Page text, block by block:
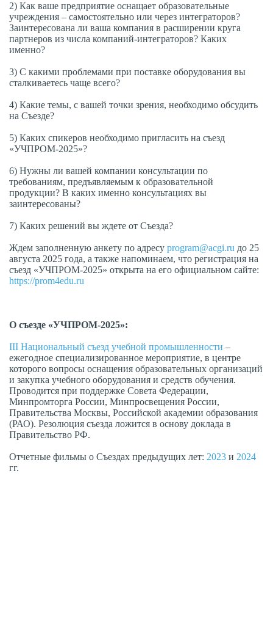
2) Как ваше предприятие оснащает образовательные
учреждения – самостоятельно или через интеграторов?
Заинтересована ли ваша компания в расширении круга
партнеров из числа компаний-интеграторов? Каких
именно?
3) С какими проблемами при поставке оборудования вы
сталкиваетесь чаще всего?
4) Какие темы, с вашей точки зрения, необходимо обсудить
на Съезде?
5) Каких спикеров необходимо пригласить на съезд
«УЧПРОМ-2025»?
6) Нужны ли вашей компании консультации по
требованиям, предъявляемым к образовательной
продукции? В каких именно консультациях вы
заинтересованы?
7) Каких решений вы ждете от Съезда?
Ждем заполненную анкету по адресу program@acgi.ru до 25
августа 2025 года, а также напоминаем, что регистрация на
съезд «УЧПРОМ-2025» открыта на его официальном сайте:
https://prom4edu.ru
О съезде «УЧПРОМ-2025»:
III Национальный съезд учебной промышленности –
ежегодное специализированное мероприятие, в центре
которого вопросы оснащения образовательных организаций
и закупка учебного оборудования и средств обучения.
Проводится при поддержке Совета Федерации,
Минпромторга России, Минпросвещения России,
Правительства Москвы, Российской академии образования
(РАО). Резолюция съезда ложится в основу доклада в
Правительство РФ.
Отчетные фильмы о Съездах предыдущих лет: 2023 и 2024
гг.